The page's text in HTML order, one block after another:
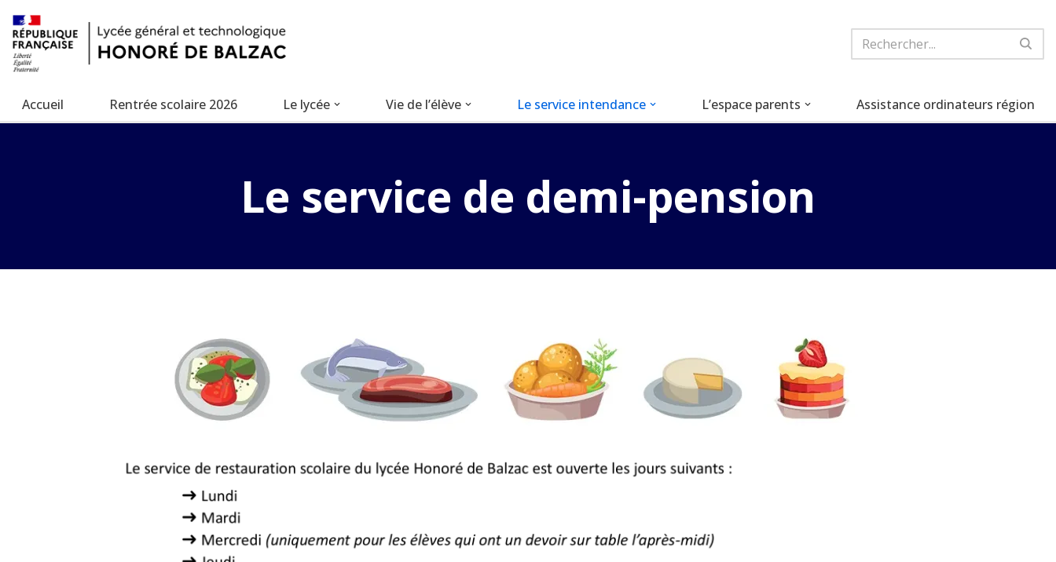
Aller
au
Accueil
Rentrée scolaire 2026 Le lycée Vie de l’élève Le service intendance L’espace parents Assistance ordinateurs région
Le service de demi-pension